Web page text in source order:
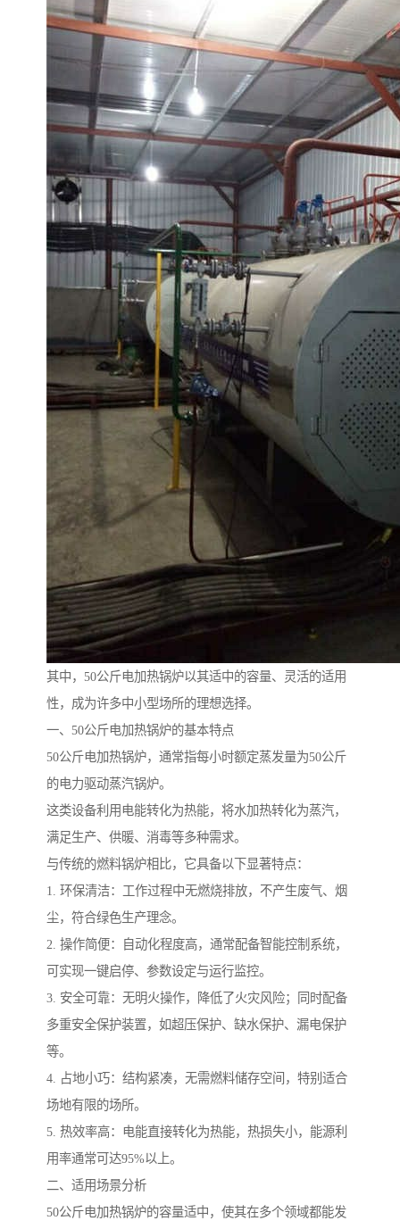
其中，50公斤电加热锅炉以其适中的容量、灵活的适用
性，成为许多中小型场所的理想选择。
一、50公斤电加热锅炉的基本特点
50公斤电加热锅炉，通常指每小时额定蒸发量为50公斤
的电力驱动蒸汽锅炉。
这类设备利用电能转化为热能，将水加热转化为蒸汽，
满足生产、供暖、消毒等多种需求。
与传统的燃料锅炉相比，它具备以下显著特点：
1. 环保清洁：工作过程中无燃烧排放，不产生废气、烟
尘，符合绿色生产理念。
2. 操作简便：自动化程度高，通常配备智能控制系统，
可实现一键启停、参数设定与运行监控。
3. 安全可靠：无明火操作，降低了火灾风险；同时配备
多重安全保护装置，如超压保护、缺水保护、漏电保护
等。
4. 占地小巧：结构紧凑，无需燃料储存空间，特别适合
场地有限的场所。
5. 热效率高：电能直接转化为热能，热损失小，能源利
用率通常可达95%以上。
二、适用场景分析
50公斤电加热锅炉的容量适中，使其在多个领域都能发